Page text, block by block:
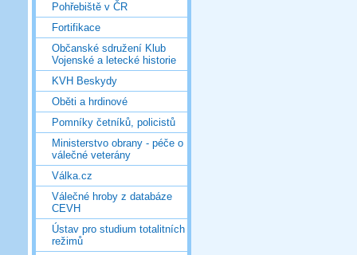
Pohřebiště v ČR
Fortifikace
Občanské sdružení Klub
Vojenské a letecké historie
KVH Beskydy
Oběti a hrdinové
Pomníky četníků, policistů
Ministerstvo obrany - péče o
válečné veterány
Válka.cz
Válečné hroby z databáze
CEVH
Ústav pro studium totalitních
režimů